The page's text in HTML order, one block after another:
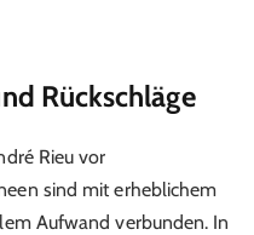
Rückschläge
Rieu vor
sind mit erheblichem
Aufwand verbunden. In